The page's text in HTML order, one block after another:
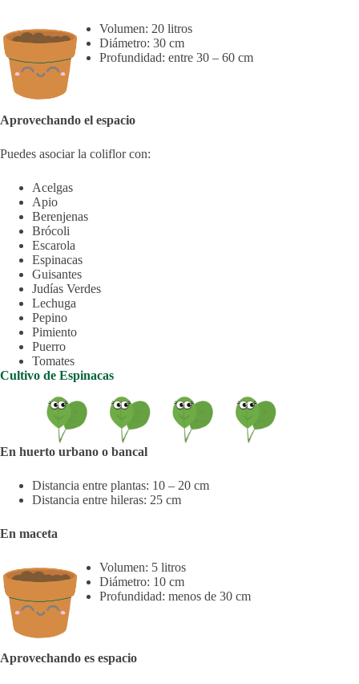
Volumen: 20 litros
Diámetro: 30 cm
Profundidad: entre 30 – 60 cm
Aprovechando el espacio
Puedes asociar la coliflor con:
Acelgas
Apio
Berenjenas
Brócoli
Escarola
Espinacas
Guisantes
Judías Verdes
Lechuga
Pepino
Pimiento
Puerro
Tomates
Cultivo de Espinacas
En huerto urbano o bancal
Distancia entre plantas: 10 – 20 cm
Distancia entre hileras: 25 cm
En maceta
Volumen: 5 litros
Diámetro: 10 cm
Profundidad: menos de 30 cm
Aprovechando es espacio